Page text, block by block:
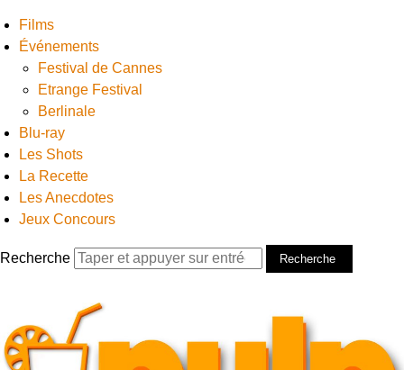
Films
Événements
Festival de Cannes
Etrange Festival
Berlinale
Blu-ray
Les Shots
La Recette
Les Anecdotes
Jeux Concours
Recherche